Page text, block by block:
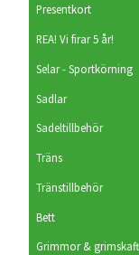
Presentkort
REA! Vi firar 5 år!
Selar - Sportkörning
Sadlar
Sadeltillbehör
Träns
Tränstillbehör
Bett
Grimmor & grimskaft